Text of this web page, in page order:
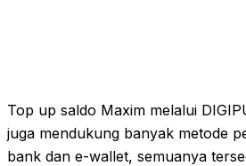
Top up saldo Maxim melalui
juga mendukung banyak metode
bank dan e-wallet, semuanya